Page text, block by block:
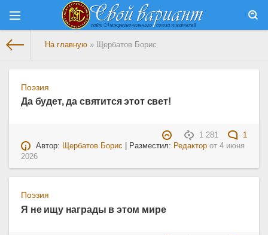
На главную » Щербатов Борис
Поэзия
Да будет, да святится этот свет!
1 281
1
Автор: Щербатов Борис | Разместил: Редактор от4 июня
2026
Поэзия
Я не ищу награды в этом мире